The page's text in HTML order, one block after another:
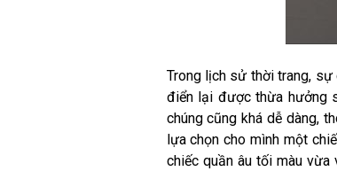
Trong lịch sử thời trang, sự
điển lại được thừa hưởng
chúng cũng khá dễ dàng,
lựa chọn cho mình một
chiếc quần âu tối màu vừa